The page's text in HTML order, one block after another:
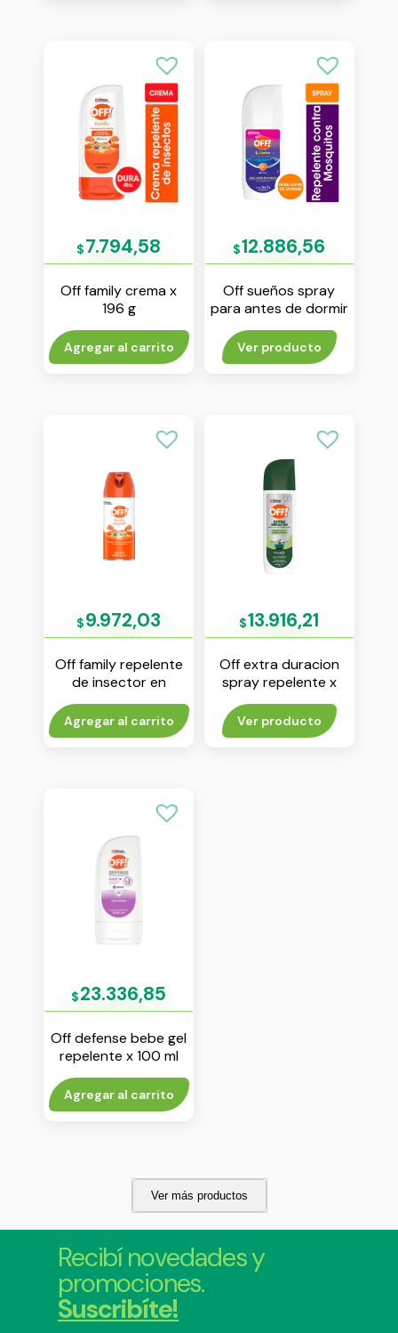
$7.794,58
Off family crema x
196 g
Agregar al carrito
$12.886,56
Off sueños spray
para antes de dormir
x 100 ml
Ver producto
$9.972,03
Off family repelente
de insector en
aerosol x 170 ml
Agregar al carrito
$13.916,21
Off extra duracion
spray repelente x
177 ml
Ver producto
$23.336,85
Off defense bebe gel
repelente x 100 ml
Agregar al carrito
Ver más productos
Recibí novedades y
promociones.
Suscribíte!